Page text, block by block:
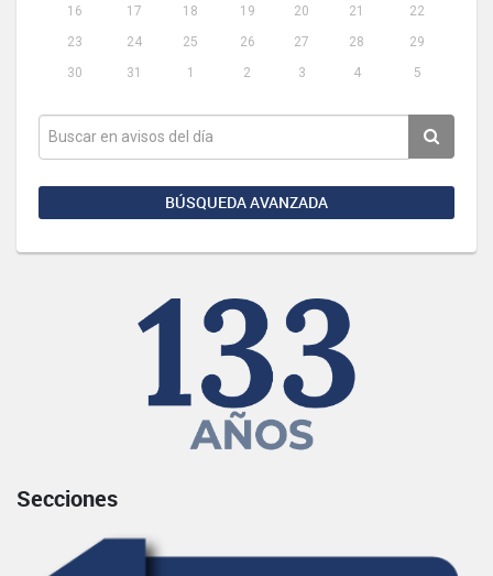
16
17 18 19 20 21
22
23
24 25 26 27 28
29
30
31 1 2 3 4 5
BÚSQUEDA AVANZADA
Secciones